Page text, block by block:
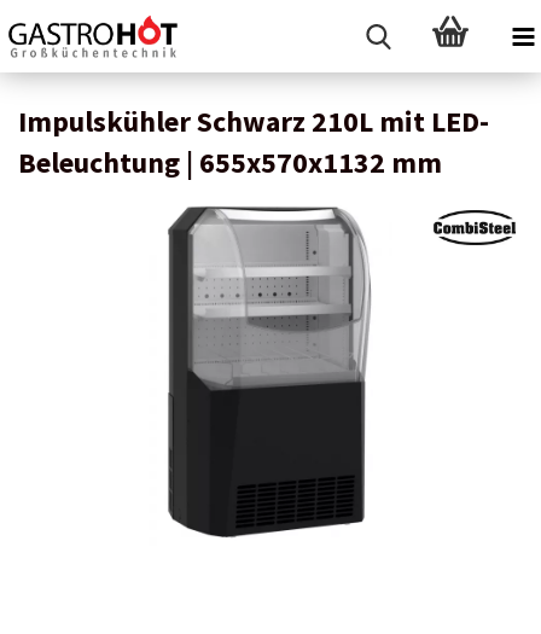
Impulskühler Schwarz 210L mit LED-
Beleuchtung | 655x570x1132 mm